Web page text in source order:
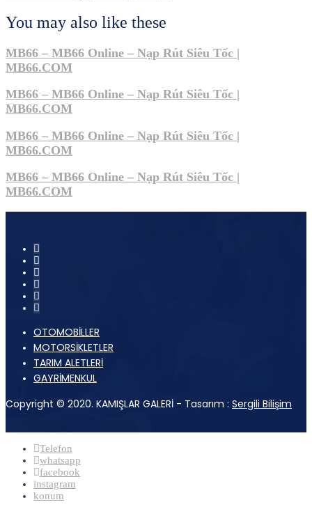
You may also like these
MB66 – MB66 Online – Nạp Rút Siêu Tốc |
MB66.COM
MB66 – MB66 Online – Nạp Rút Siêu Tốc |
MB66.COM
MB66 – MB66 Online – Nạp Rút Siêu Tốc |
MB66.COM
MB66 – MB66 Online – Nạp Rút Siêu Tốc |
MB66.COM
OTOMOBİLLER
MOTORSİKLETLER
TARIM ALETLERİ
GAYRİMENKUL
Copyright © 2020. KAMIŞLAR GALERİ - Tasarım : Sergili Bilişim
Telefon
whatsapp
facebook
instagram
konum